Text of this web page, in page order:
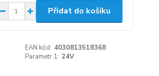
Přidat do košíku
EAN kód: 4030813518368
Parametr 1: 24V